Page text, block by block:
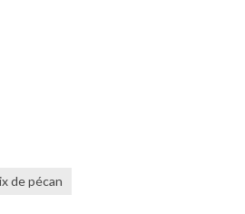
de pécan